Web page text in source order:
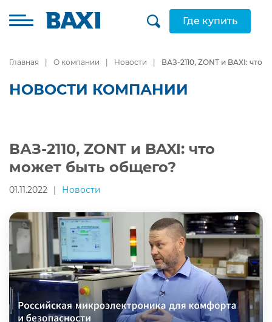
Где купить
Главная О компании Новости ВАЗ-2110, ZONT и BAXI: что
НОВОСТИ КОМПАНИИ
ВАЗ-2110, ZONT и BAXI: что
может быть общего?
01.11.2022 | Новости